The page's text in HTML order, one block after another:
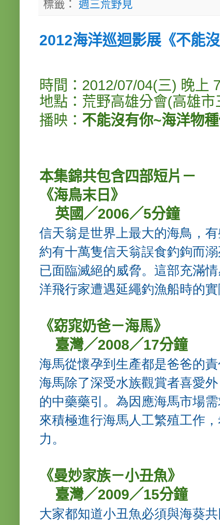
標籤： 週三荒野見
2012海洋巡迴影展《不能
時間：2012/07/04(三) 晚上
地點：荒野高雄分會(高雄
播映： 不能沒有你~海洋物
本集錦共包含四部短片－
《海鳥末日》
英國／2006／5分鐘
信天翁是世界上最大的海鳥，
約有十萬隻信天翁誤食釣鉤而
已面臨滅絕的威脅。這部充滿
洋飛行家遭遇延繩釣漁船時的
《窈窕奶爸－海馬》
臺灣／2008／17分鐘
海馬從懷孕到生產都是爸爸的
海馬除了深受水族觀賞者喜愛
的中藥藥引。為因應海馬市場
來積極進行海馬人工繁殖工作
力。
《曼妙家族－小丑魚》
臺灣／2009／15分鐘
大家都知道小丑魚必須與海葵